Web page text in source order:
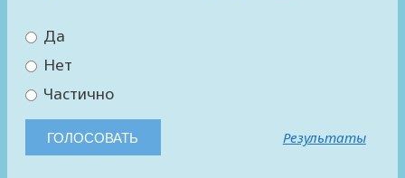
Да
Нет
Частично
Результаты